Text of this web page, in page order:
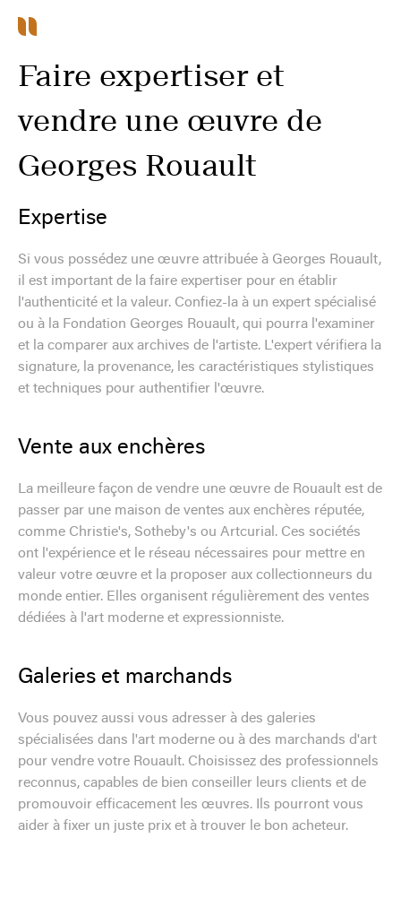
Faire expertiser et
vendre une œuvre de
Georges Rouault
Expertise
Si vous possédez une œuvre attribuée à Georges Rouault,
il est important de la faire expertiser pour en établir
l'authenticité et la valeur. Confiez-la à un expert spécialisé
ou à la Fondation Georges Rouault, qui pourra l'examiner
et la comparer aux archives de l'artiste. L'expert vérifiera la
signature, la provenance, les caractéristiques stylistiques
et techniques pour authentifier l'œuvre.
Vente aux enchères
La meilleure façon de vendre une œuvre de Rouault est de
passer par une maison de ventes aux enchères réputée,
comme Christie's, Sotheby's ou Artcurial. Ces sociétés
ont l'expérience et le réseau nécessaires pour mettre en
valeur votre œuvre et la proposer aux collectionneurs du
monde entier. Elles organisent régulièrement des ventes
dédiées à l'art moderne et expressionniste.
Galeries et marchands
Vous pouvez aussi vous adresser à des galeries
spécialisées dans l'art moderne ou à des marchands d'art
pour vendre votre Rouault. Choisissez des professionnels
reconnus, capables de bien conseiller leurs clients et de
promouvoir efficacement les œuvres. Ils pourront vous
aider à fixer un juste prix et à trouver le bon acheteur.